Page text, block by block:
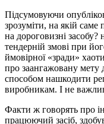
Підсумовуючи
зрозуміти, на якій
на дороговизні засобу?
тендерній змові при
ймовірної «зради»
про заангажовану мету
способом нашкодити
виробникам. І не
Факти ж говорять про
працюючий засіб,